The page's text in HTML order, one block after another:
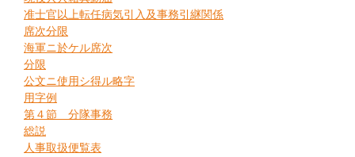
准士官以上転任病気引入及事務引継関係
席次分限
海軍ニ於ケル席次
分限
公文ニ使用シ得ル略字
用字例
第４節 分隊事務
総説
人事取扱便覧表